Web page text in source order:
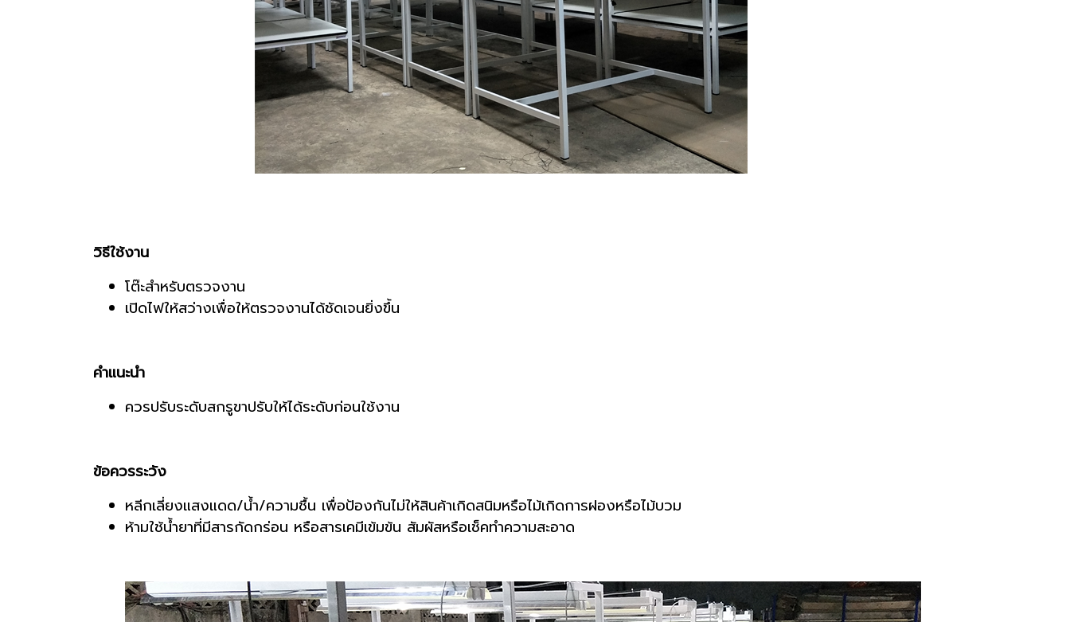
วิธีใช้งาน
โต๊ะสำหรับตรวจงาน
เปิดไฟให้สว่างเพื่อให้ตรวจงานได้ชัดเจนยิ่งขึ้น
คำแนะนำ
ควรปรับระดับสกรูขาปรับให้ได้ระดับก่อนใช้งาน
ข้อควรระวัง
หลีกเลี่ยงแสงแดด/น้ำ/ความชื้น เพื่อป้องกันไม่ให้สินค้าเกิดสนิมหรือไม้เกิดการฝองหรือไม้บวม
ห้ามใช้น้ำยาที่มีสารกัดกร่อน หรือสารเคมีเข้มข้น สัมผัสหรือเช็คทำความสะอาด